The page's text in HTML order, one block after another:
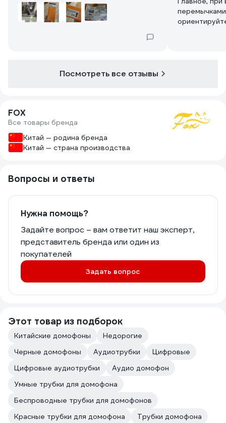
Посмотреть все отзывы
FOX
Все товары бренда
Китай — родина бренда
Китай — страна производства
Вопросы и ответы
Нужна помощь?
Задайте вопрос – вам ответит наш эксперт,
представитель бренда или один из
покупателей
Задать вопрос
Этот товар из подборок
Китайские домофоны
Недорогие
Черные домофоны
Аудиотрубки
Цифровые
Цифровые аудиотрубки
Аудио домофон
Умные трубки для домофона
Беспроводные трубки для домофонов
Красные трубки для домофона
Трубки домофона